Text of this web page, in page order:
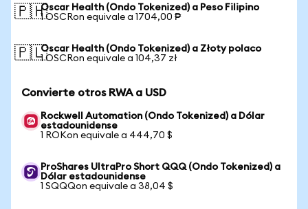
🇵🇭Oscar Health (Ondo Tokenized) a Peso Filipino
1 OSCRon equivale a 1704,00 ₱
🇵🇱Oscar Health (Ondo Tokenized) a Złoty polaco
1 OSCRon equivale a 104,37 zł
Convierte otros RWA a USD
Rockwell Automation (Ondo Tokenized) a Dólar
estadounidense
1 ROKon equivale a 444,70 $
ProShares UltraPro Short QQQ (Ondo Tokenized) a
Dólar estadounidense
1 SQQQon equivale a 38,04 $